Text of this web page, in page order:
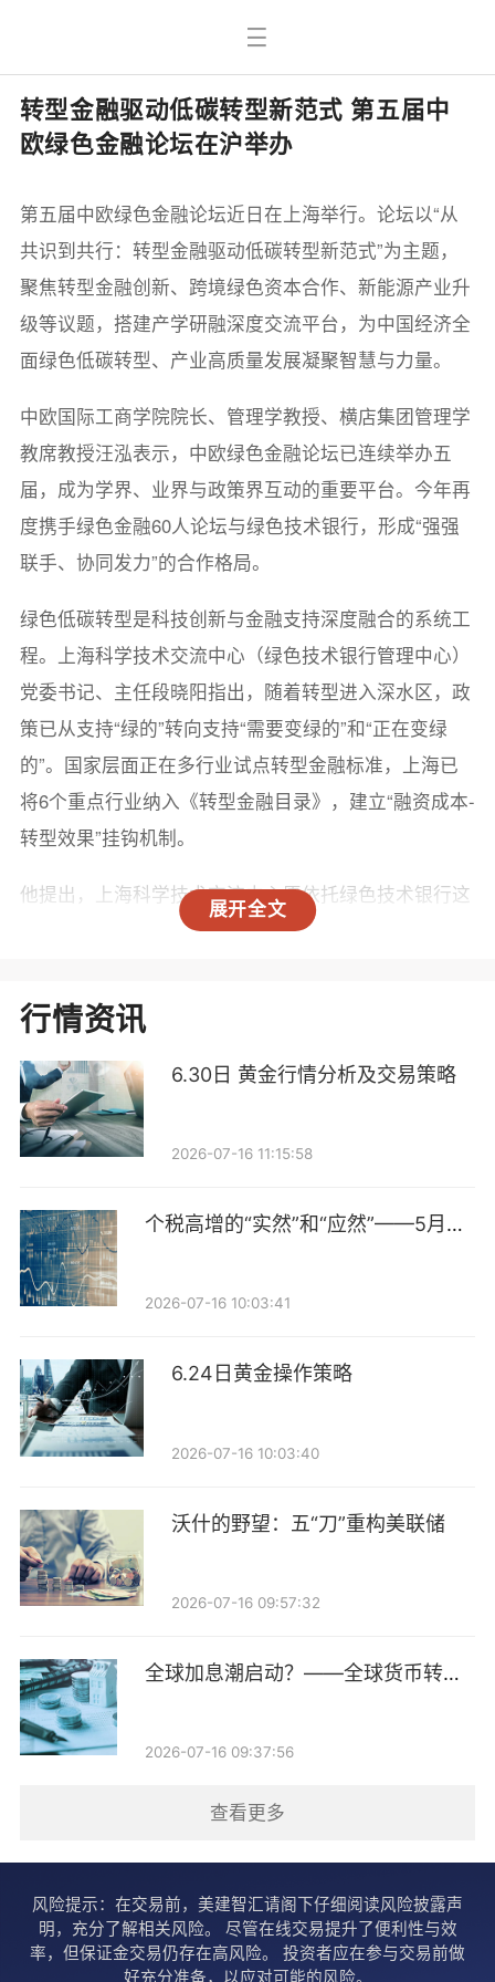
转型金融驱动低碳转型新范式 第五届中
欧绿色金融论坛在沪举办
展开全文
第五届中欧绿色金融论坛近日在上海举行。论坛以“从
共识到共行：转型金融驱动低碳转型新范式”为主题，
聚焦转型金融创新、跨境绿色资本合作、新能源产业升
级等议题，搭建产学研融深度交流平台，为中国经济全
面绿色低碳转型、产业高质量发展凝聚智慧与力量。
中欧国际工商学院院长、管理学教授、横店集团管理学
教席教授汪泓表示，中欧绿色金融论坛已连续举办五
届，成为学界、业界与政策界互动的重要平台。今年再
度携手绿色金融60人论坛与绿色技术银行，形成“强强
联手、协同发力”的合作格局。
绿色低碳转型是科技创新与金融支持深度融合的系统工
程。上海科学技术交流中心（绿色技术银行管理中心）
党委书记、主任段晓阳指出，随着转型进入深水区，政
策已从支持“绿的”转向支持“需要变绿的”和“正在变绿
的”。国家层面正在多行业试点转型金融标准，上海已
将6个重点行业纳入《转型金融目录》，建立“融资成本-
转型效果”挂钩机制。
他提出，上海科学技术交流中心愿依托绿色技术银行这
一平台与金融机构共建“技术评估+金融授信”联合风控
金融真正成为驱动低碳转型的新范式。
绿色金融60人论坛（GF60）秘书长、上海金司南金融
研究院理事长廖双辉指出，无论是国际可持续信息披露
准则全面推行、欧盟碳边境调节机制落地，还是国内的
求不再停留于概念讨论，而要走向合规化、市场化和规
模化。他透露，绿色金融60人论坛联合中东多地主权基
金，探索成立可持续产业混合定增基金，支持气候减缓
与适应类上市公司高质量出海。
中欧国际工商学院金融MBA课程主任、运连网金融学教
席教授余方提出适配算电协同的金融创新路径。在他看
来，当前AI算力基建快速扩张，成为转型金融亟待发力
迭代周期仅2—3年，与传统基建长周期资产形成久期错
配，是金融支持的主要痛点。
结合实践，余方提出三大破题方案：一是强化算电协
议稳定供电，降低碳足迹；二是采用差异化融资，中国
以国企主导、绿色信贷、绿债为主，美国依托私募债
券、REITs市场化融资，共同破解期限错配难题；三是
回收70%—80%投资，形成资金闭环。
适配数字基建新特征，以金融创新破解碳锁定与资产贬
值风险，推动AI产业向绿色低碳转型，为经济高质量发
行情资讯
6.30日 黄金行情分析及交易策略
2026-07-16 11:15:58
个税高增的“实然”和“应然”——5月财
2026-07-16 10:03:41
6.24日黄金操作策略
2026-07-16 10:03:40
沃什的野望：五“刀”重构美联储
2026-07-16 09:57:32
全球加息潮启动？——全球货币转向
2026-07-16 09:37:56
查看更多
风险提示：在交易前，美建智汇请阁下仔细阅读风险披露声
明，充分了解相关风险。 尽管在线交易提升了便利性与效
率，但保证金交易仍存在高风险。 投资者应在参与交易前做
好充分准备，以应对可能的风险。